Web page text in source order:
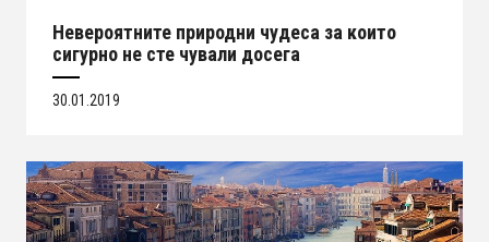
Невероятните природни чудеса за които
сигурно не сте чували досега
30.01.2019